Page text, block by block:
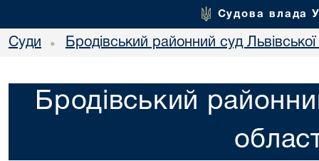
Судова влада
Суди • Бродівський районний суд Львівської
Бродівський